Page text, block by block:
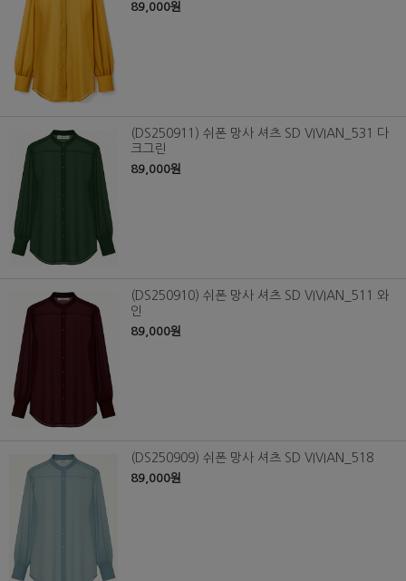
89,000원
(DS250911) 쉬폰 망사 셔츠 SD VIVIAN_531 다
크그린
89,000원
(DS250910) 쉬폰 망사 셔츠 SD VIVIAN_511 와
인
89,000원
(DS250909) 쉬폰 망사 셔츠 SD VIVIAN_518
89,000원